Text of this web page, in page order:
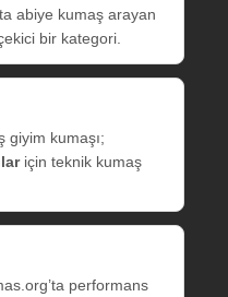
abiye kumaş arayan
bir kategori.
giyim kumaşı;
için teknik kumaş
performans